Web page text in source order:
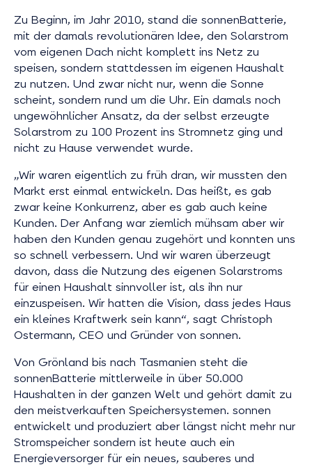
Zu Beginn, im Jahr 2010, stand die sonnenBatterie,
mit der damals revolutionären Idee, den Solarstrom
vom eigenen Dach nicht komplett ins Netz zu
speisen, sondern stattdessen im eigenen Haushalt
zu nutzen. Und zwar nicht nur, wenn die Sonne
scheint, sondern rund um die Uhr. Ein damals noch
ungewöhnlicher Ansatz, da der selbst erzeugte
Solarstrom zu 100 Prozent ins Stromnetz ging und
nicht zu Hause verwendet wurde.
„Wir waren eigentlich zu früh dran, wir mussten den
Markt erst einmal entwickeln. Das heißt, es gab
zwar keine Konkurrenz, aber es gab auch keine
Kunden. Der Anfang war ziemlich mühsam aber wir
haben den Kunden genau zugehört und konnten uns
so schnell verbessern. Und wir waren überzeugt
davon, dass die Nutzung des eigenen Solarstroms
für einen Haushalt sinnvoller ist, als ihn nur
einzuspeisen. Wir hatten die Vision, dass jedes Haus
ein kleines Kraftwerk sein kann“, sagt Christoph
Ostermann, CEO und Gründer von sonnen.
Von Grönland bis nach Tasmanien steht die
sonnenBatterie mittlerweile in über 50.000
Haushalten in der ganzen Welt und gehört damit zu
den meistverkauften Speichersystemen. sonnen
entwickelt und produziert aber längst nicht mehr nur
Stromspeicher sondern ist heute auch ein
Energieversorger für ein neues, sauberes und